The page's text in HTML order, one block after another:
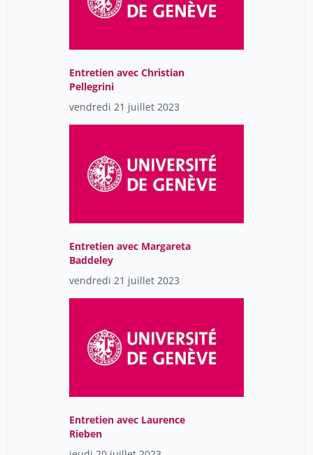
Entretien avec Christian
Pellegrini
vendredi 21 juillet 2023
Entretien avec Margareta
Baddeley
vendredi 21 juillet 2023
Entretien avec Laurence
Rieben